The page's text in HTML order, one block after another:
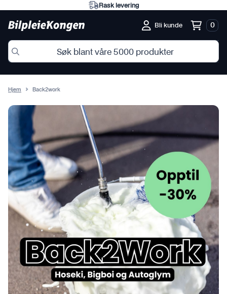
Eksperter på norske forhold
Bli kunde 0
Hjem Back2work